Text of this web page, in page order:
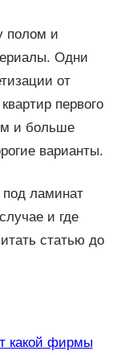
полом и
Одни
от
первого
и больше
варианты.
под ламинат
и где
статью до
какой фирмы